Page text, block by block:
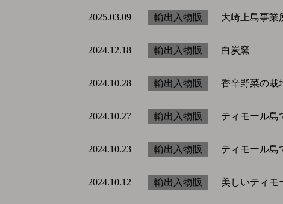
2025.03.09 輸出入物販 大崎上島事業
2024.12.18 輸出入物販 白炭窯
2024.10.28 輸出入物販 香辛野菜の栽
2024.10.27 輸出入物販 ティモール島
2024.10.23 輸出入物販 ティモール島
2024.10.12 輸出入物販 美しいティモ